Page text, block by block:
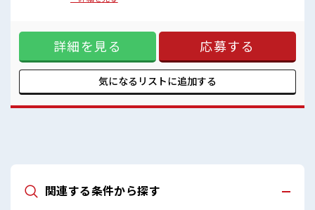
ここから経験積んでいきましょ！
機能的な制服アリ≫ 制服があるので、 毎日の服装の悩み解消
♪ ≪初めての仕事だけど自分にもできそう≫ 新しいことにチ
ャレンジするのは不安だけど、 しっかり働く環境が整ってい
ます！ イチからスキルUP・ステップUP目指していきましょ
う！ ≪自分に向いている仕事が探せる≫ 困った事などがあれ
ば、 担当がしっかりサポートします！ ■職場の雰囲気 少人数
が多数活躍中！ 社会人経験が浅くてもOK！ ここから経験積
詳細を見る 応募する
気になるリストに追加する
関連する条件から探す